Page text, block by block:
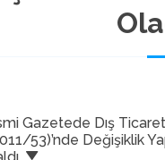
Gazetede Dış
53)’nde Değişiklik